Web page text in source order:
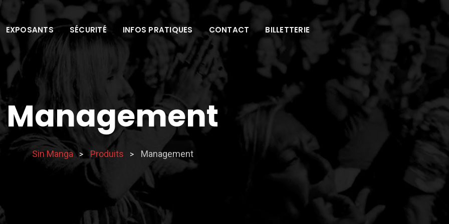
EXPOSANTS SÉCURITÉ INFOS PRATIQUES CONTACT BILLETTERIE
Management
Sin Manga > Produits > Management